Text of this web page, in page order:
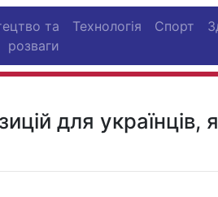
та
розваги
Технологія Спорт
для українців,